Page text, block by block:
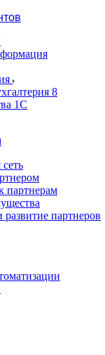
8
1С
партнерам
партнеров